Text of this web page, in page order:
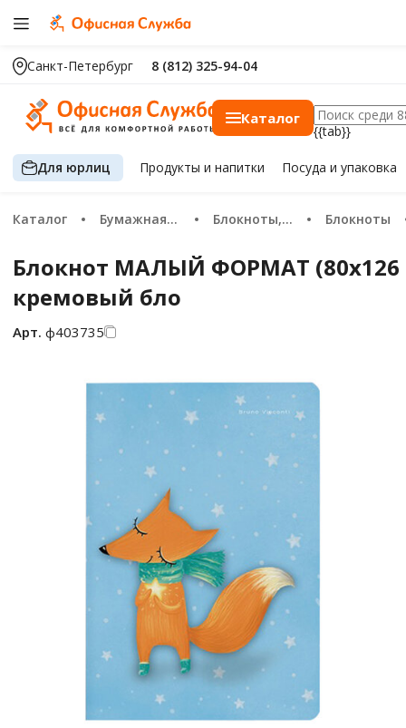
Санкт-Петербург 8 (812) 325-94-04
Каталог
{{tab}}
Для юрлиц Продуктыи напитки Посуда и упаковка
Каталог Бумажная продукция Блокноты, записные книжки и тетради Блокноты
Блокнот МАЛЫЙ ФОРМАТ (80х126
кремовый бло
Арт. ф403735